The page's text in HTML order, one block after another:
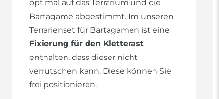
optimal auf das Terrarium und die
Bartagame abgestimmt. Im unseren
Terrarienset für Bartagamen ist eine
Fixierung für den Kletterast
enthalten, dass dieser nicht
verrutschen kann. Diese können Sie
frei positionieren.